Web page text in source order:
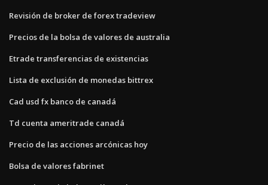
Revisión de broker de forex tradeview
Precios de la bolsa de valores de australia
Etrade transferencias de existencias
Lista de exclusión de monedas bittrex
Cad usd fx banco de canadá
Td cuenta ameritrade canadá
Precio de las acciones arcónicas hoy
Bolsa de valores fabrinet